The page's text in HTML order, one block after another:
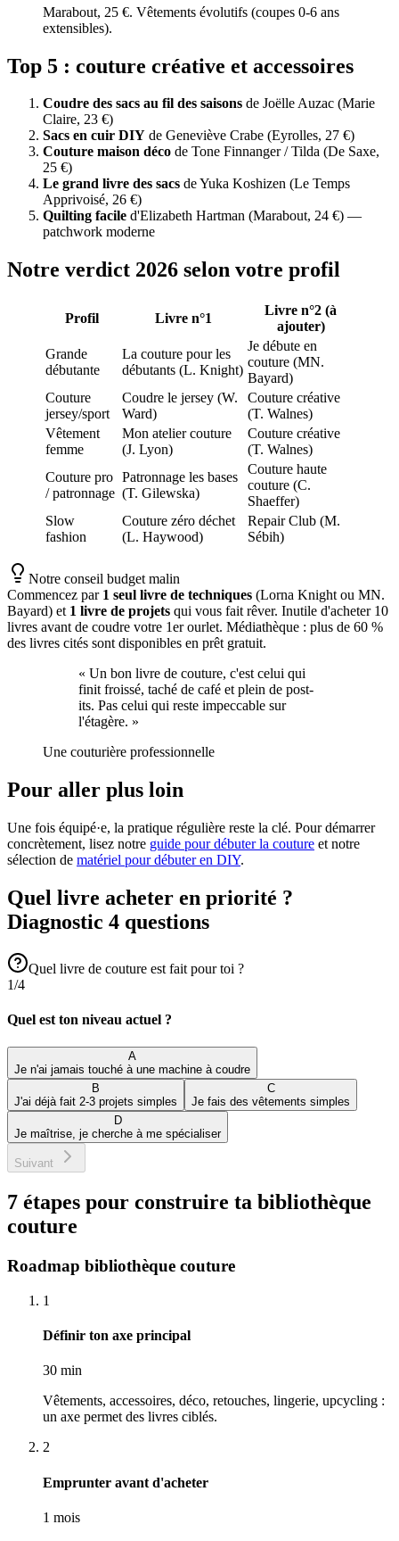
Marabout, 25 €. Vêtements évolutifs (coupes 0-6 ans
extensibles).
Top 5 : couture créative et accessoires
Coudre des sacs au fil des saisons de Joëlle Auzac (Marie
Claire, 23 €)
Sacs en cuir DIY de Geneviève Crabe (Eyrolles, 27 €)
Couture maison déco de Tone Finnanger / Tilda (De Saxe,
25 €)
Le grand livre des sacs de Yuka Koshizen (Le Temps
Apprivoisé, 26 €)
Quilting facile d'Elizabeth Hartman (Marabout, 24 €) —
patchwork moderne
Notre verdict 2026 selon votre profil
Profil Livre n°1
Livre n°2 (à
ajouter)
Grande
débutante
La couture pour les
débutants (L. Knight)
Je débute en
couture (MN.
Bayard)
Couture
jersey/sport
Coudre le jersey (W.
Ward)
Couture créative
(T. Walnes)
Vêtement
femme
Mon atelier couture
(J. Lyon)
Couture créative
(T. Walnes)
Couture pro
/ patronnage
Patronnage les bases
(T. Gilewska)
Couture haute
couture (C.
Shaeffer)
Slow
fashion
Couture zéro déchet
(L. Haywood)
Repair Club (M.
Sébih)
Notre conseil budget malin
Commencez par 1 seul livre de techniques (Lorna Knight ou MN.
Bayard) et 1 livre de projets qui vous fait rêver. Inutile d'acheter 10
livres avant de coudre votre 1er ourlet. Médiathèque : plus de 60 %
des livres cités sont disponibles en prêt gratuit.
« Un bon livre de couture, c'est celui qui
finit froissé, taché de café et plein de post-
its. Pas celui qui reste impeccable sur
l'étagère. »
Une couturière professionnelle
Pour aller plus loin
Une fois équipé·e, la pratique régulière reste la clé. Pour démarrer
concrètement, lisez notre guide pour débuter la couture et notre
sélection de matériel pour débuter en DIY.
Quel livre acheter en priorité ?
Diagnostic 4 questions
Quel livre de couture est fait pour toi ?
1/4
Quel est ton niveau actuel ?
A
Je n'ai jamais touché à une machine à coudre
B
J'ai déjà fait 2-3 projets simples
C
Je fais des vêtements simples
D
Je maîtrise, je cherche à me spécialiser
Suivant
7 étapes pour construire ta bibliothèque
couture
Roadmap bibliothèque couture
1
Définir ton axe principal
30 min
Vêtements, accessoires, déco, retouches, lingerie, upcycling :
un axe permet des livres ciblés.
2
Emprunter avant d'acheter
1 mois